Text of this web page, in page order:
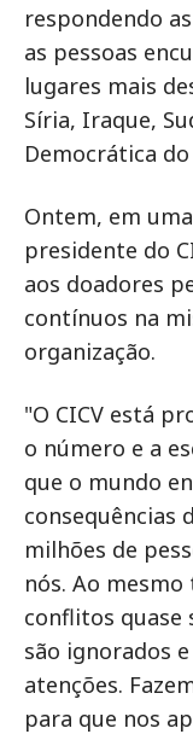
respondendo
as pessoas
lugares mais
Síria, Iraque,
Democrática
Ontem, em
presidente do
aos doadores
contínuos na
organização.
"O CICV está
o número e a
que o mundo
consequências
milhões de
nós. Ao
conflitos quase
são ignorados
atenções.
para que nos